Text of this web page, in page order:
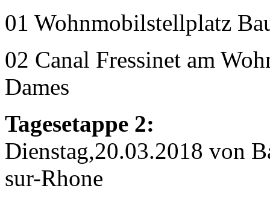
01 Wohnmobilstellplatz
02 Canal Fressinet am
Dames
Tagesetappe 2:
Dienstag,20.03.2018 von
sur-Rhone